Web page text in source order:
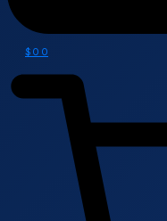
$ 0 0